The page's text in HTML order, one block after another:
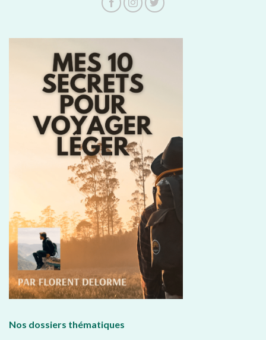
Nos dossiers thématiques